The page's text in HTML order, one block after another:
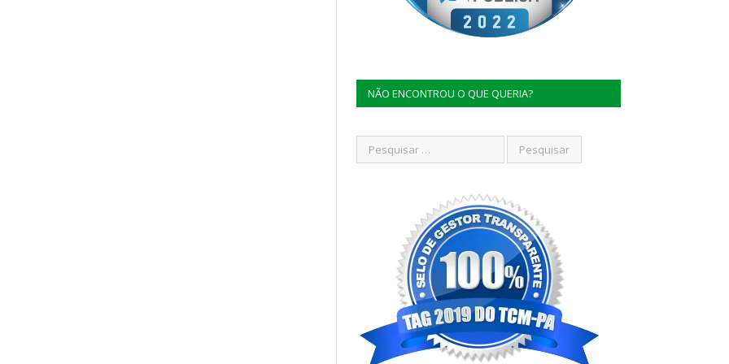
NÃO ENCONTROU O QUE QUERIA?